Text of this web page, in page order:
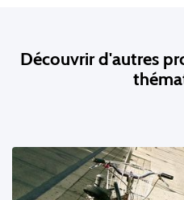
Découvrir d'autres